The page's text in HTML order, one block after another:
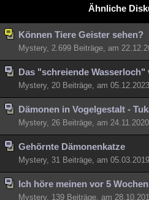
Ähnliche
Können Tiere Geister sehen?
Mystery, 2.699 Beiträge, am
Das "schreiende Wasserloch"
Mystery, 20 Beiträge, am
Dämonen in Vogelgestalt -
Mystery, 26 Beiträge, am
Gehörnte Dämonenkatze
Mystery, 31 Beiträge, am
Ich höre meinen vor 5
Mystery, 139 Beiträge, am